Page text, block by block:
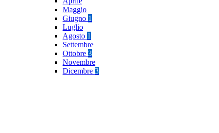
Maggio
Giugno 1
Luglio
Agosto 1
Settembre
Ottobre 3
Novembre
Dicembre 3